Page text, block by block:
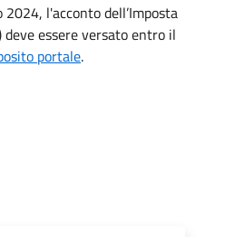
2024, l'acconto dell’Imposta
essere versato entro il
portale.